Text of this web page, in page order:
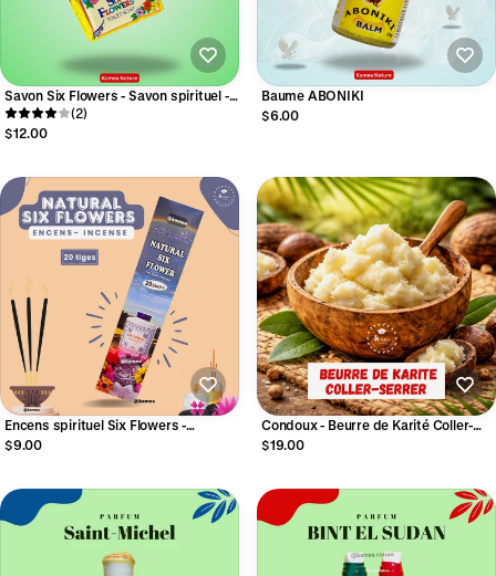
Savon Six Flowers - Savon spirituel -
Savon 6 Fleurs
(2)
$12.00
Baume ABONIKI
$6.00
Encens spirituel Six Flowers -
CHANCE EXTREME
$9.00
Condoux - Beurre de Karité Coller-
Serrer
$19.00